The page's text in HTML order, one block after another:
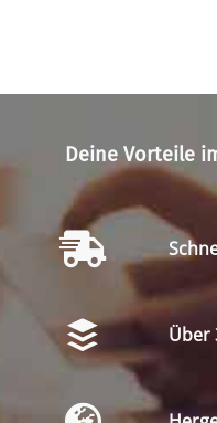
Deine Vorteile
Über